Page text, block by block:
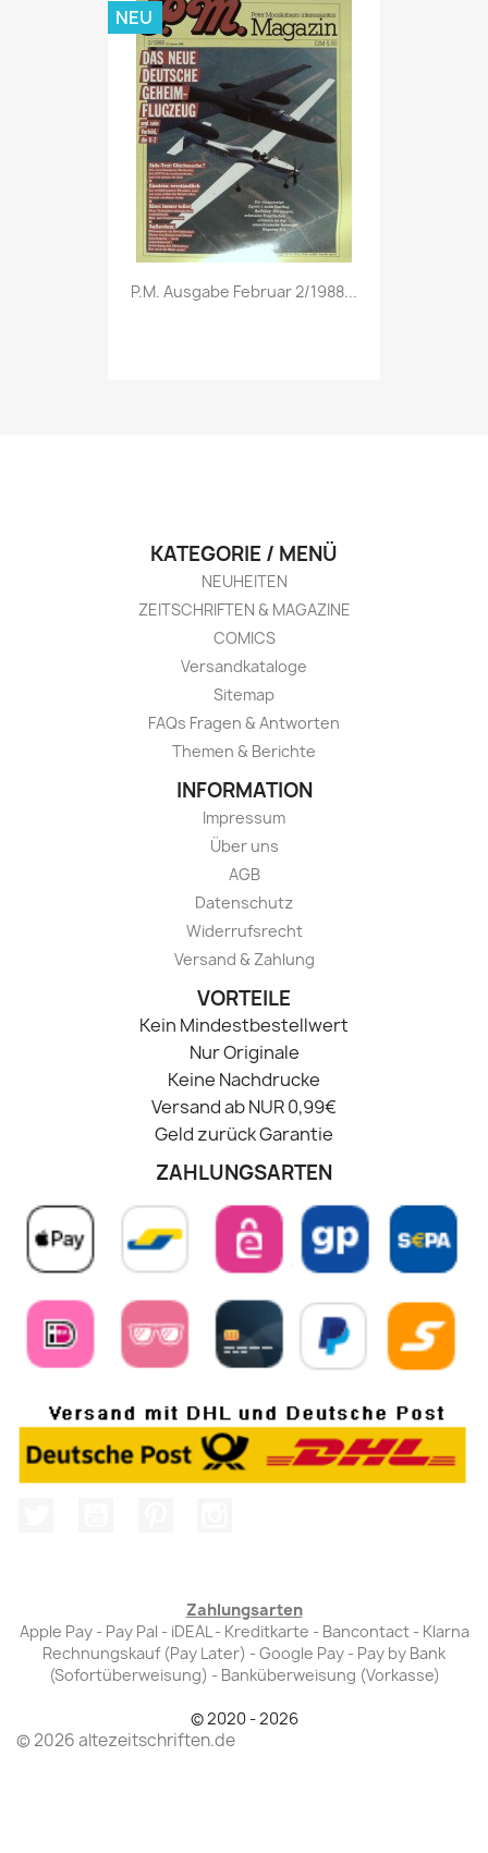
Vorschau
P.M. Ausgabe Februar 2/1988...
NEU
KATEGORIE / MENÜ
NEUHEITEN
ZEITSCHRIFTEN & MAGAZINE
COMICS
Versandkataloge
Sitemap
FAQs Fragen & Antworten
Themen & Berichte
INFORMATION
Impressum
Über uns
AGB
Datenschutz
Widerrufsrecht
Versand & Zahlung
VORTEILE
Kein Mindestbestellwert
Nur Originale
Keine Nachdrucke
Versand ab NUR 0,99€
Geld zurück Garantie
ZAHLUNGSARTEN
Zahlungsarten
Apple Pay - Pay Pal - iDEAL - Kreditkarte - Bancontact - Klarna
Rechnungskauf (Pay Later) - Google Pay - Pay by Bank
(Sofortüberweisung) - Banküberweisung (Vorkasse)
© 2020 - 2026
© 2026 altezeitschriften.de